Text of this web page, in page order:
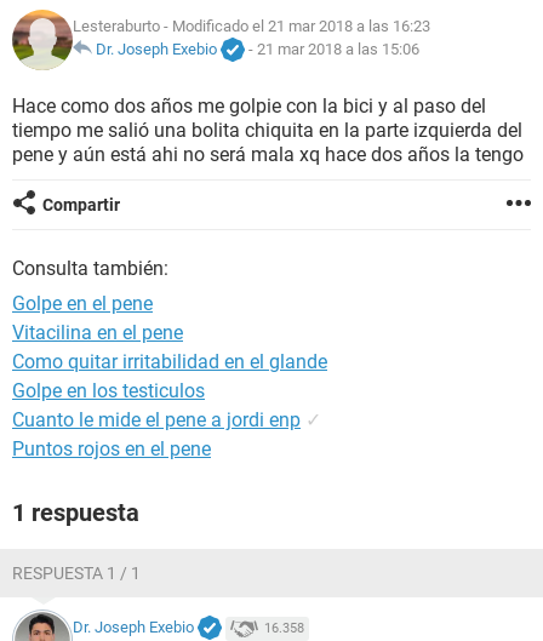
NUTRICIÓN
BIENESTAR
Lesteraburto - Modificado el 21 mar 2018 a las 16:23
Dr. Joseph Exebio
- 21 mar 2018 a las 15:06
Hace como dos años me golpie con la bici y al paso del
tiempo me salió una bolita chiquita en la parte izquierda del
pene y aún está ahi no será mala xq hace dos años la tengo
Compartir
Consulta también:
Golpe en el pene
Vitacilina en el pene
Como quitar irritabilidad en el glande
Golpe en los testiculos
Cuanto le mide el pene a jordi enp ✓
Puntos rojos en el pene
1 respuesta
RESPUESTA 1 / 1
Dr. Joseph Exebio 16.358